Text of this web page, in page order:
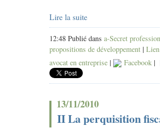
Lire la suite
12:48 Publié dans a-Secret
propositions de développement |
avocat en entreprise | Facebook |
13/11/2010
II La perquisition